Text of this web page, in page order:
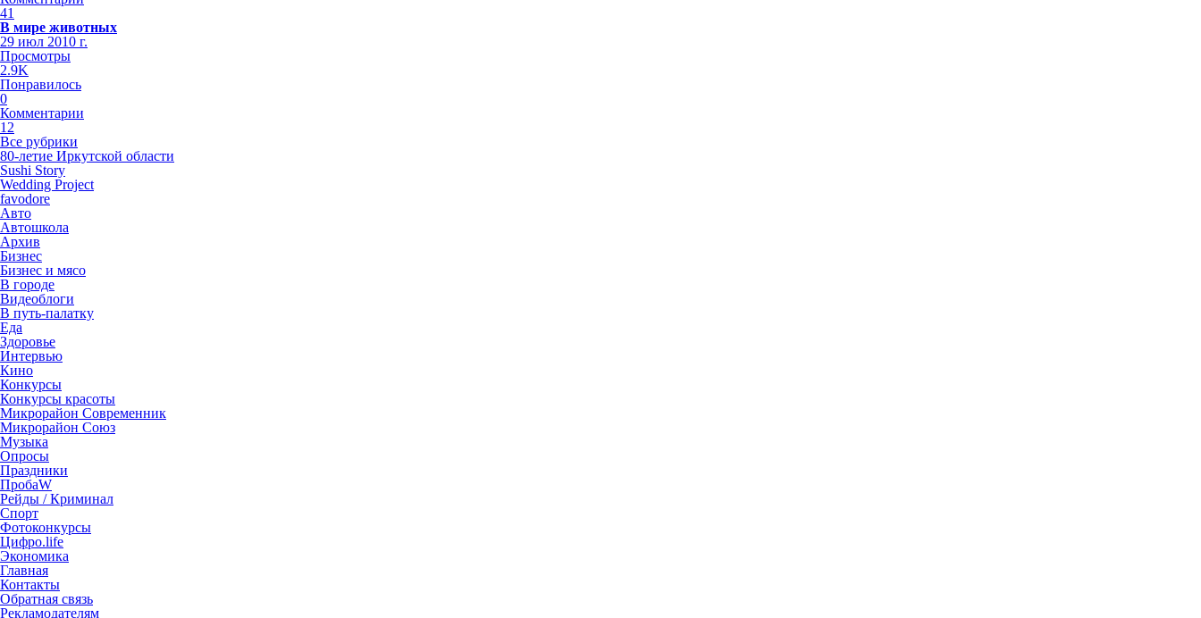
41
В мире животных
29 июл 2010 г.
Просмотры
2.9K
Понравилось
0
Комментарии
12
Все рубрики
80-летие Иркутской области
Sushi Story
Wedding Project
favodore
Авто
Автошкола
Архив
Бизнес
Бизнес и мясо
В городе
Видеоблоги
В путь-палатку
Еда
Здоровье
Интервью
Кино
Конкурсы
Конкурсы красоты
Микрорайон Современник
Микрорайон Союз
Музыка
Опросы
Праздники
ПробаW
Рейды / Криминал
Спорт
Фотоконкурсы
Цифро.life
Экономика
Главная
Контакты
Обратная связь
Рекламодателям